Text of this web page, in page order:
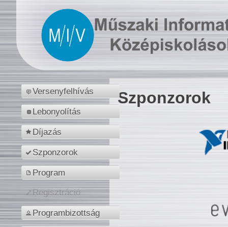
Versenyfelhívás
Lebonyolítás
Díjazás
Szponzorok
Program
Regisztráció
Programbizottság
Szponzorok